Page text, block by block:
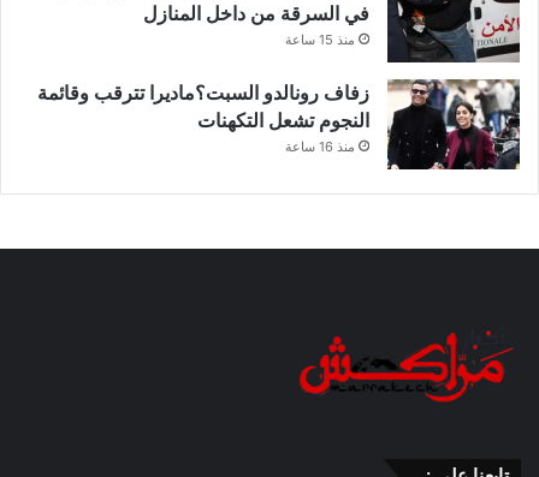
في السرقة من داخل المنازل
منذ 15 ساعة
زفاف رونالدو السبت؟ماديرا تترقب وقائمة
النجوم تشعل التكهنات
منذ 16 ساعة